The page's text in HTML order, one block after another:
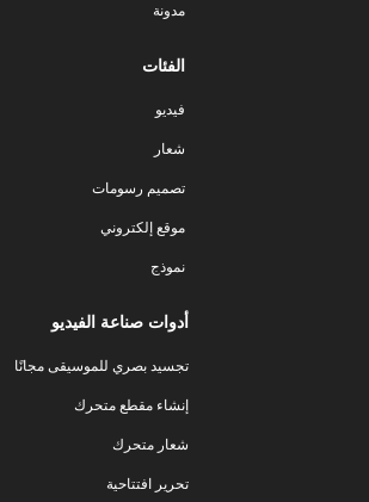
مدونة
الفئات
فيديو
شعار
تصميم رسومات
موقع إلكتروني
نموذج
أدوات صناعة الفيديو
تجسيد بصري للموسيقى مجانًا
إنشاء مقطع متحرك
شعار متحرك
تحرير افتتاحية